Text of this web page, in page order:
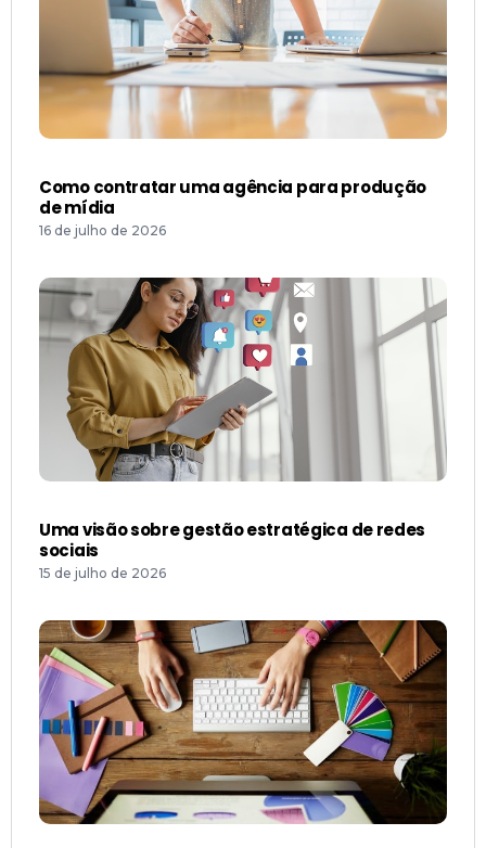
Como contratar uma agência para produção
de mídia
16 de julho de 2026
Uma visão sobre gestão estratégica de redes
sociais
15 de julho de 2026